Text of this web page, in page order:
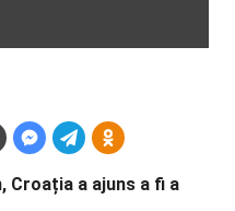
Croația a ajuns a fi a